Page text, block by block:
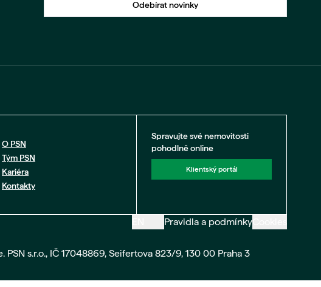
Odebírat novinky
O PSN
Tým PSN
Kariéra
Kontakty
Spravujte své nemovitosti
pohodlně online
Klientský portál
Pravidla a podmínky
s.r.o., IČ 17048869, Seifertova 823/9, 130 00 Praha 3